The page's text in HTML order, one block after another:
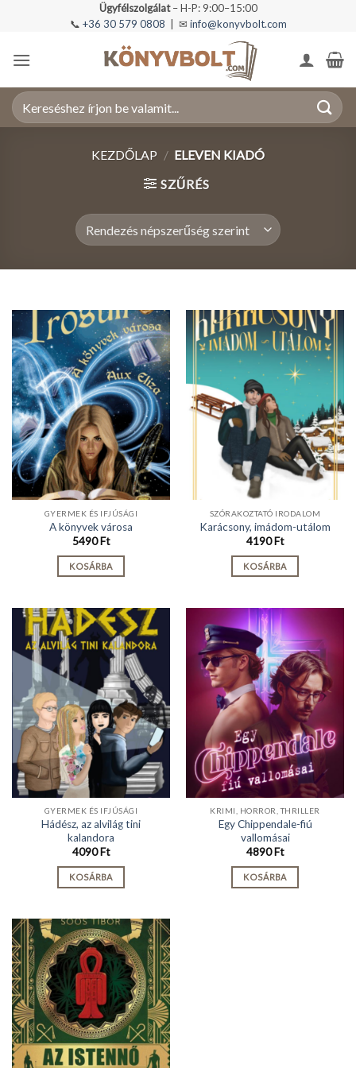
Ügyfélszolgálat– H-P: 9:00–15:00
📞 +36 30 579 0808 | ✉ info@konyvbolt.com
Keresés
a
KEZDŐLAP / ELEVEN KIADÓ
SZŰRÉS
GYERMEK ÉS IFJÚSÁGI
A könyvek városa
5490Ft
KOSÁRBA
SZÓRAKOZTATÓ IRODALOM
Karácsony, imádom-utálom
4190Ft
KOSÁRBA
GYERMEK ÉS IFJÚSÁGI
Hádész, az alvilág tini
kalandora
4090Ft
KOSÁRBA
KRIMI, HORROR, THRILLER
Egy Chippendale-fiú
vallomásai
4890Ft
KOSÁRBA